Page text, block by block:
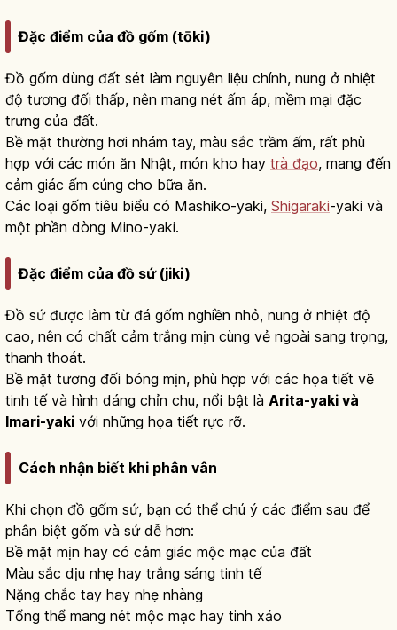
Đặc điểm của đồ gốm (tōki)
Đồ gốm dùng đất sét làm nguyên liệu chính, nung ở nhiệt
độ tương đối thấp, nên mang nét ấm áp, mềm mại đặc
trưng của đất.
Bề mặt thường hơi nhám tay, màu sắc trầm ấm, rất phù
hợp với các món ăn Nhật, món kho hay trà đạo, mang đến
cảm giác ấm cúng cho bữa ăn.
Các loại gốm tiêu biểu có Mashiko-yaki, Shigaraki-yaki và
một phần dòng Mino-yaki.
Đặc điểm của đồ sứ (jiki)
Đồ sứ được làm từ đá gốm nghiền nhỏ, nung ở nhiệt độ
cao, nên có chất cảm trắng mịn cùng vẻ ngoài sang trọng,
thanh thoát.
Bề mặt tương đối bóng mịn, phù hợp với các họa tiết vẽ
tinh tế và hình dáng chỉn chu, nổi bật là Arita-yaki và
Imari-yaki với những họa tiết rực rỡ.
Cách nhận biết khi phân vân
Khi chọn đồ gốm sứ, bạn có thể chú ý các điểm sau để
phân biệt gốm và sứ dễ hơn:
Bề mặt mịn hay có cảm giác mộc mạc của đất
Màu sắc dịu nhẹ hay trắng sáng tinh tế
Nặng chắc tay hay nhẹ nhàng
Tổng thể mang nét mộc mạc hay tinh xảo